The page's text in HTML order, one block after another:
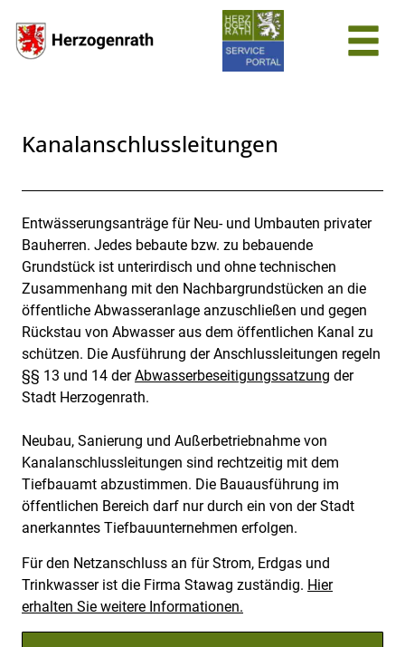
Kanalanschlussleitungen
Beschreibung
Entwässerungsanträge für Neu- und Umbauten privater
Bauherren. Jedes bebaute bzw. zu bebauende
Grundstück ist unterirdisch und ohne technischen
Zusammenhang mit den Nachbargrundstücken an die
öffentliche Abwasseranlage anzuschließen und gegen
Rückstau von Abwasser aus dem öffentlichen Kanal zu
schützen. Die Ausführung der Anschlussleitungen regeln
§§ 13 und 14 derAbwasserbeseitigungssatzung der
Stadt Herzogenrath.
Neubau, Sanierung und Außerbetriebnahme von
Kanalanschlussleitungen sind rechtzeitig mit dem
Tiefbauamt abzustimmen. Die Bauausführung im
öffentlichen Bereich darf nur durch ein von der Stadt
anerkanntes Tiefbauunternehmen erfolgen.
Für den Netzanschluss an für Strom, Erdgas und
Trinkwasser ist die Firma Stawag zuständig. Hier
erhalten Sie weitere Informationen.